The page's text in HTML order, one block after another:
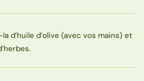
d’huile d’olive (avec vos mains) et